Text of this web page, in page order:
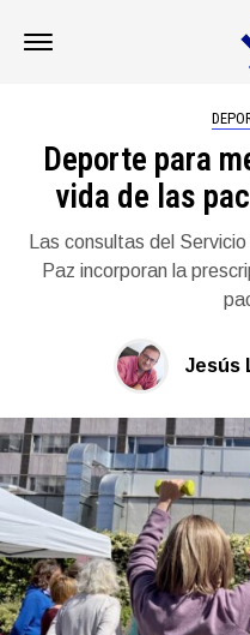
Deporte para
vida de las
Las consultas del
Paz incorporan la
Jesús